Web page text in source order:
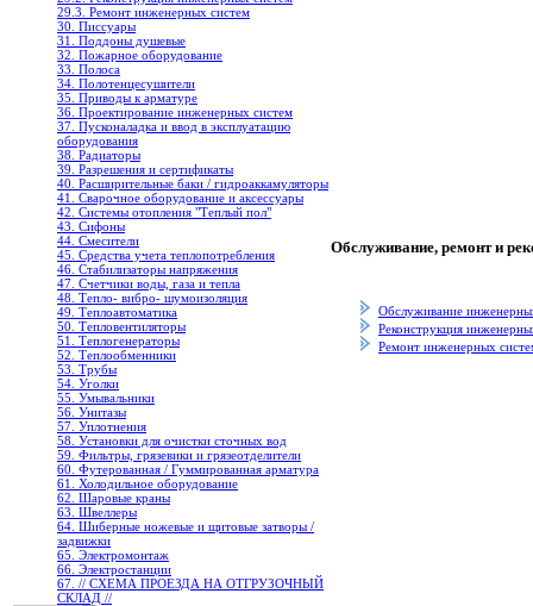
29.3. Ремонт инженерных систем
30. Писсуары
31. Поддоны душевые
32. Пожарное оборудование
33. Полоса
34. Полотенцесушители
35. Приводы к арматуре
36. Проектирование инженерных систем
37. Пусконаладка и ввод в эксплуатацию
оборудования
38. Радиаторы
39. Разрешения и сертификаты
40. Расширительные баки / гидроаккамуляторы
41. Сварочное оборудование и аксессуары
42. Системы отопления "Теплый пол"
43. Сифоны
44. Смесители
45. Средства учета теплопотребления
46. Стабилизаторы напряжения
47. Счетчики воды, газа и тепла
48. Тепло- вибро- шумоизоляция
49. Теплоавтоматика
50. Тепловентиляторы
51. Теплогенераторы
52. Теплообменники
53. Трубы
54. Уголки
55. Умывальники
56. Унитазы
57. Уплотнения
58. Установки для очистки сточных вод
59. Фильтры, грязевики и грязеотделители
60. Футерованная / Гуммированная арматура
61. Холодильное oборудование
62. Шаровые краны
63. Швеллеры
64. Шиберные ножевые и щитовые затворы /
задвижки
65. Электромонтаж
66. Электростанции
67. // СХЕМА ПРОЕЗДА НА ОТГРУЗОЧНЫЙ
СКЛАД //
Обслуживание, ремонт и
Обслуживание
Реконструкция
Ремонт инженерных